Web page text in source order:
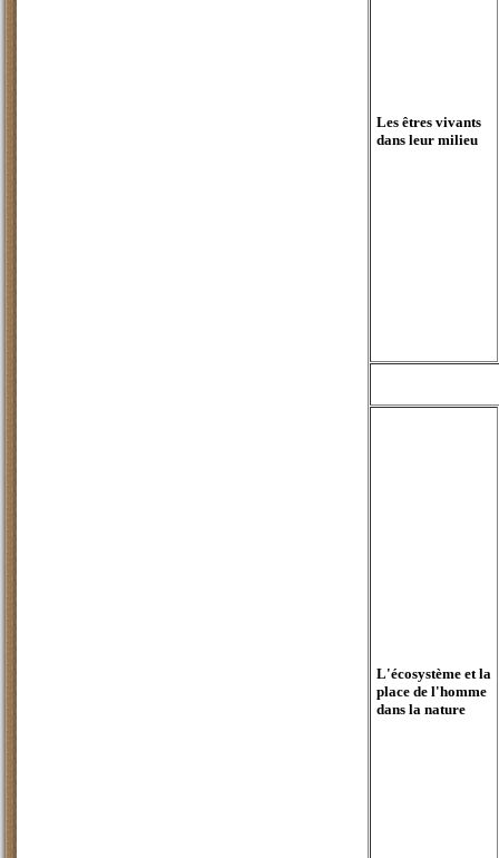
Les êtres vivants
dans leur milieu
L'écosystème et la
place de l'homme
dans la nature